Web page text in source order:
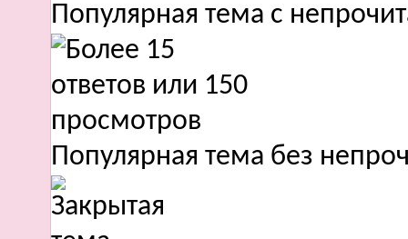
Популярная тема с
Популярная тема без